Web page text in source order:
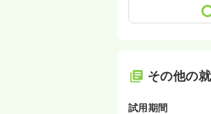
その他の
試用期間